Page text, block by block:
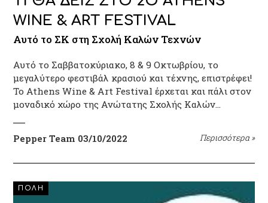
WINE & ART FESTIVAL
Αυτό το ΣΚ στη Σχολή Καλών Τεχνών
Αυτό το Σαββατοκύριακο, 8 & 9 Οκτωβρίου, το
μεγαλύτερο φεστιβάλ κρασιού και τέχνης, επιστρέφει!
Το Athens Wine & Art Festival έρχεται και πάλι στον
μοναδικό χώρο της Ανώτατης Σχολής Καλών…
Pepper Team 03/10/2022 Περισσότερα »
ΠΟΛΗ